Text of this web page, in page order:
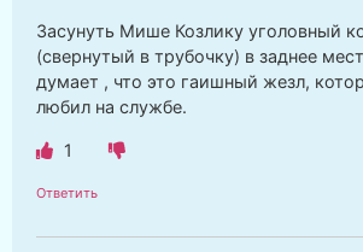
Засунуть Мише Козлику уголовный
(свернутый в трубочку) в заднее
думает , что это гаишный жезл,
любил на службе.
1
Ответить